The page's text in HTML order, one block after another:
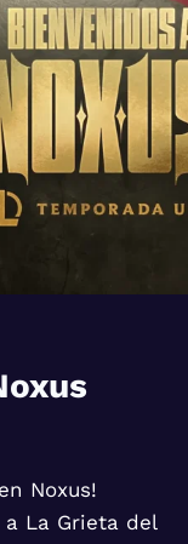
Noxus!
a La Grieta del